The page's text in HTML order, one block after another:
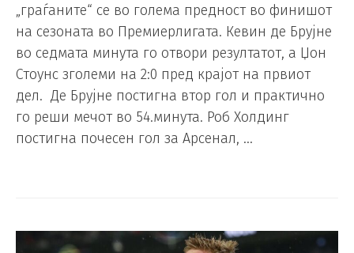
„граѓаните“ се во голема предност во финишот
на сезоната во Премиерлигата. Кевин де Брујне
во седмата минута го отвори резултатот, а Џон
Стоунс зголеми на 2:0 пред крајот на првиот
дел. Де Брујне постигна втор гол и практично
го реши мечот во 54.минута. Роб Холдинг
постигна почесен гол за Арсенал, …